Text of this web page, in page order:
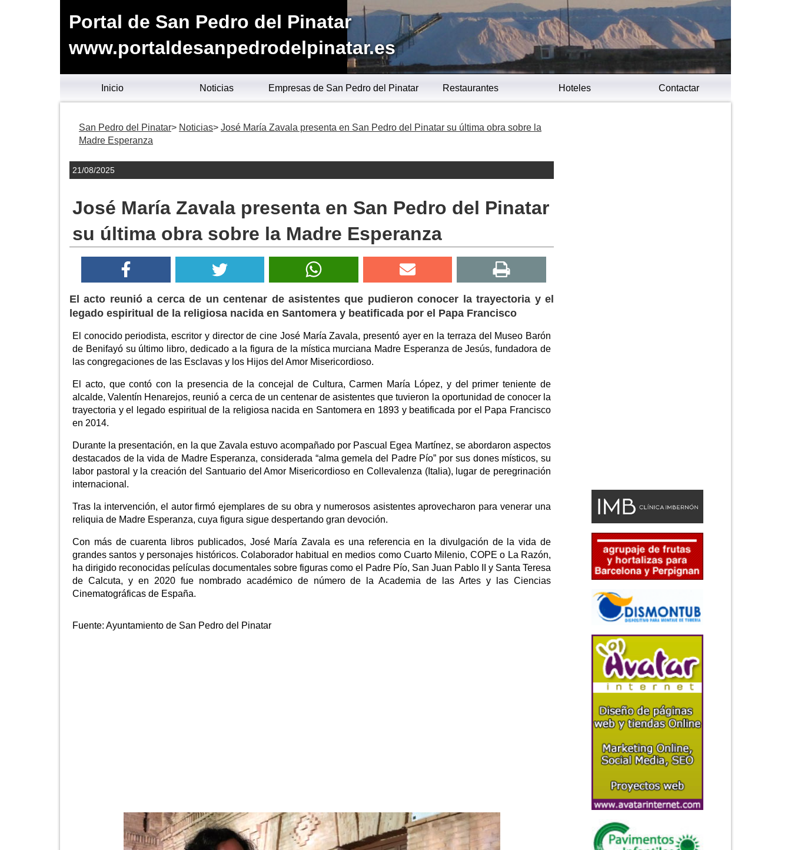
Portal de San Pedro del Pinatar
www.portaldesanpedrodelpinatar.es
Inicio Noticias Empresas de San Pedro del Pinatar Restaurantes Hoteles Contactar
San Pedro del Pinatar Noticias
José María Zavala presenta en San Pedro del Pinatar su última obra sobre la
Madre Esperanza
21/08/2025
José María Zavala presenta en San Pedro del Pinatar
su última obra sobre la Madre Esperanza
El acto reunió a cerca de un centenar de asistentes que pudieron conocer la trayectoria y el
legado espiritual de la religiosa nacida en Santomera y beatificada por el Papa Francisco
El conocido periodista, escritor y director de cine José María Zavala, presentó ayer en la terraza del Museo Barón
de Benifayó su último libro, dedicado a la figura de la mística murciana Madre Esperanza de Jesús, fundadora de
las congregaciones de las Esclavas y los Hijos del Amor Misericordioso.
El acto, que contó con la presencia de la concejal de Cultura, Carmen María López, y del primer teniente de
alcalde, Valentín Henarejos, reunió a cerca de un centenar de asistentes que tuvieron la oportunidad de conocer la
trayectoria y el legado espiritual de la religiosa nacida en Santomera en 1893 y beatificada por el Papa Francisco
en 2014.
Durante la presentación, en la que Zavala estuvo acompañado por Pascual Egea Martínez, se abordaron aspectos
destacados de la vida de Madre Esperanza, considerada “alma gemela del Padre Pío” por sus dones místicos, su
labor pastoral y la creación del Santuario del Amor Misericordioso en Collevalenza (Italia), lugar de peregrinación
internacional.
Tras la intervención, el autor firmó ejemplares de su obra y numerosos asistentes aprovecharon para venerar una
reliquia de Madre Esperanza, cuya figura sigue despertando gran devoción.
Con más de cuarenta libros publicados, José María Zavala es una referencia en la divulgación de la vida de
grandes santos y personajes históricos. Colaborador habitual en medios como Cuarto Milenio, COPE o La Razón,
ha dirigido reconocidas películas documentales sobre figuras como el Padre Pío, San Juan Pablo II y Santa Teresa
de Calcuta, y en 2020 fue nombrado académico de número de la Academia de las Artes y las Ciencias
Cinematográficas de España.
Fuente: Ayuntamiento de San Pedro del Pinatar